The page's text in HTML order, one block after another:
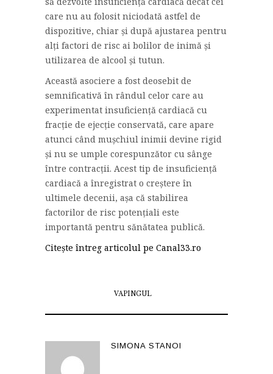
care nu au folosit niciodată astfel de
dispozitive, chiar și după ajustarea pentru
alți factori de risc ai bolilor de inimă și
utilizarea de alcool și tutun.
Această asociere a fost deosebit de
semnificativă în rândul celor care au
experimentat insuficiență cardiacă cu
fracție de ejecție conservată, care apare
atunci când mușchiul inimii devine rigid
și nu se umple corespunzător cu sânge
între contracții. Acest tip de insuficiență
cardiacă a înregistrat o creștere în
ultimele decenii, așa că stabilirea
factorilor de risc potențiali este
importantă pentru sănătatea publică.
Citește întreg articolul pe Canal33.ro
VAPINGUL
SIMONA STANOI